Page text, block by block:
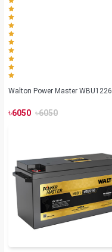
Walton Power Master WBU1226
৳6050 ৳6050